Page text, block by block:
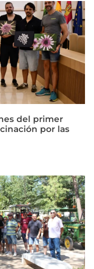
del primer
por las